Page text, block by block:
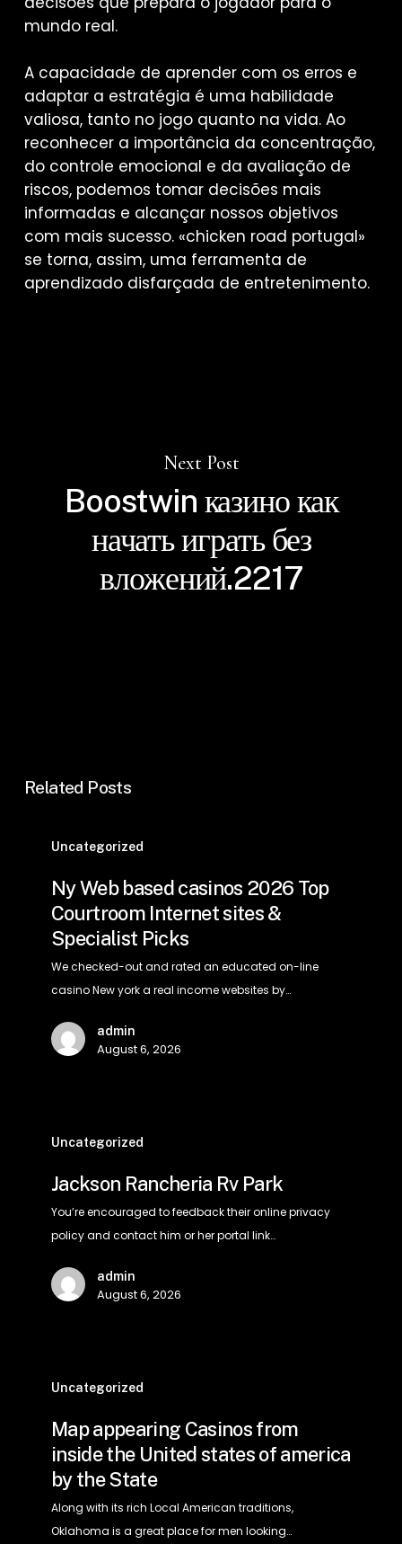
mundo real.
A capacidade de aprender com os erros e
adaptar a estratégia é uma habilidade
valiosa, tanto no jogo quanto na vida. Ao
reconhecer a importância da concentração,
do controle emocional e da avaliação de
riscos, podemos tomar decisões mais
informadas e alcançar nossos objetivos
com mais sucesso. «chicken road portugal»
se torna, assim, uma ferramenta de
aprendizado disfarçada de entretenimento.
Next Post
Boostwin казино как
начать играть без
вложений.2217
Related Posts
Uncategorized
Web
casinos
2026
Courtroom
Internet
Specialist
Ny Web based casinos 2026 Top
Courtroom Internet sites &
Specialist Picks
We checked-out and rated an educated on-line
casino New york a real income websites by…
admin
August 6, 2026
Uncategorized
Rancheria
ParkJackson Rancheria Rv Park
You’re encouraged to feedback their online privacy
policy and contact him or her portal link…
admin
August 6, 2026
Uncategorized
appearing
from
inside
United
states
Map appearing Casinos from
inside the United states of america
by the State
Along with its rich Local American traditions,
Oklahoma is a great place for men looking…